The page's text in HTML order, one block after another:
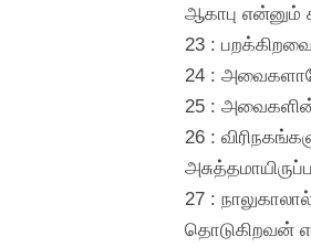
ஆகாபு என்னும்
23 :
24 :
25 :
26 :
27 :
தொடுகிறவன்